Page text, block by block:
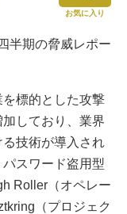
お気に入り
半期の脅威レポー
標的とした攻撃
しており、業界
技術が導入され
スワード盗用型
Roller（オペレー
（プロジェク